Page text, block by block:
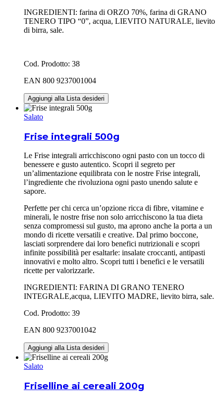
INGREDIENTI: farina di ORZO 70%, farina di GRANO
TENERO TIPO “0”, acqua, LIEVITO NATURALE, lievito
di birra, sale.
Cod. Prodotto: 38
EAN 800 9237001004
Aggiungi alla Lista desideri
Salato
Frise integrali 500g
Le Frise integrali arricchiscono ogni pasto con un tocco di
benessere e gusto autentico. Scopri il segreto per
un’alimentazione equilibrata con le nostre Frise integrali,
l’ingrediente che rivoluziona ogni pasto unendo salute e
sapore.
Perfette per chi cerca un’opzione ricca di fibre, vitamine e
minerali, le nostre frise non solo arricchiscono la tua dieta
senza compromessi sul gusto, ma aprono anche la porta a un
mondo di ricette versatili e creative. Dal primo boccone,
lasciati sorprendere dai loro benefici nutrizionali e scopri
infinite possibilità per esaltarle: insalate croccanti, antipasti
innovativi e molto altro. Scopri tutti i benefici e le versatili
ricette per valorizzarle.
INGREDIENTI: FARINA DI GRANO TENERO
INTEGRALE,acqua, LIEVITO MADRE, lievito birra, sale.
Cod. Prodotto: 39
EAN 800 9237001042
Aggiungi alla Lista desideri
Salato
Friselline ai cereali 200g